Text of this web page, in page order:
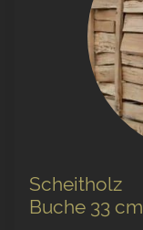
Scheitholz
Buche 33 cm